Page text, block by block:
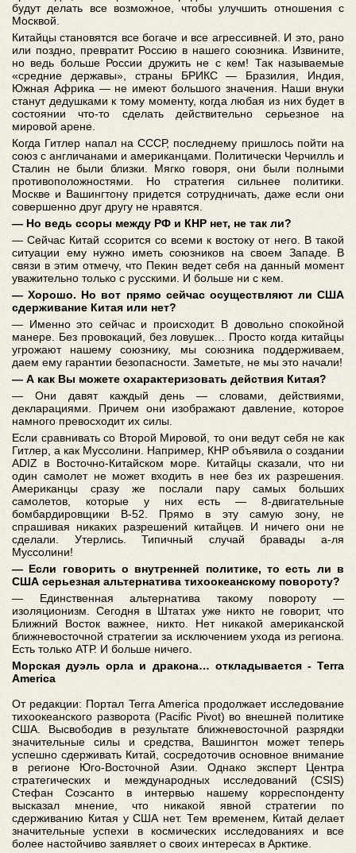
будут делать все возможное, чтобы улучшить отношения с
Москвой.
Китайцы становятся все богаче и все агрессивней. И это, рано
или поздно, превратит Россию в нашего союзника. Извините,
но ведь больше России дружить не с кем! Так называемые
«средние державы», страны БРИКС ― Бразилия, Индия,
Южная Африка ― не имеют большого значения. Наши внуки
станут дедушками к тому моменту, когда любая из них будет в
состоянии что-то сделать действительно серьезное на
мировой арене.
Когда Гитлер напал на СССР, последнему пришлось пойти на
союз с англичанами и американцами. Политически Черчилль и
Сталин не были близки. Мягко говоря, они были полными
противоположностями. Но стратегия сильнее политики.
Москве и Вашингтону придется сотрудничать, даже если они
совершенно друг другу не нравятся.
― Но ведь ссоры между РФ и КНР нет, не так ли?
― Сейчас Китай ссорится со всеми к востоку от него. В такой
ситуации ему нужно иметь союзников на своем Западе. В
связи в этим отмечу, что Пекин ведет себя на данный момент
уважительно только с русскими. И больше ни с кем.
― Хорошо. Но вот прямо сейчас осуществляют ли США
сдерживание Китая или нет?
― Именно это сейчас и происходит. В довольно спокойной
манере. Без провокаций, без ловушек… Просто когда китайцы
угрожают нашему союзнику, мы союзника поддерживаем,
даем ему гарантии безопасности. Заметьте, не мы это начали!
― А как Вы можете охарактеризовать действия Китая?
― Они давят каждый день ― словами, действиями,
декларациями. Причем они изображают давление, которое
намного превосходит их силы.
Если сравнивать со Второй Мировой, то они ведут себя не как
Гитлер, а как Муссолини. Например, КНР объявила о создании
ADIZ в Восточно-Китайском море. Китайцы сказали, что ни
один самолет не может входить в нее без их разрешения.
Американцы сразу же послали пару самых больших
самолетов, которые у них есть ― 8-двигательные
бомбардировщики В-52. Прямо в эту самую зону, не
спрашивая никаких разрешений китайцев. И ничего они не
сделали. Утерлись. Типичный случай бравады а-ля
Муссолини!
― Если говорить о внутренней политике, то есть ли в
США серьезная альтернатива тихоокеанскому повороту?
― Единственная альтернатива такому повороту ―
изоляционизм. Сегодня в Штатах уже никто не говорит, что
Ближний Восток важнее, никто. Нет никакой американской
ближневосточной стратегии за исключением ухода из региона.
Есть только АТР. И больше ничего.
Морская дуэль орла и дракона… откладывается - Terra
America
От редакции: Портал Terra America продолжает исследование
тихоокеанского разворота (Pacific Pivot) во внешней политике
США. Высвободив в результате ближневосточной разрядки
значительные силы и средства, Вашингтон может теперь
успешно сдерживать Китай, сосредоточив основное внимание
в регионе Юго-Восточной Азии. Однако эксперт Центра
стратегических и международных исследований (CSIS)
Стефан Соэсанто в интервью нашему корреспонденту
высказал мнение, что никакой явной стратегии по
сдерживанию Китая у США нет. Тем временем, Китай делает
значительные успехи в космических исследованиях и все
более настойчиво заявляет о своих интересах в Арктике.